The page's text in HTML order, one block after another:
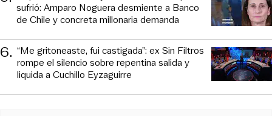
sufrió: Amparo Noguera desmiente a Banco
de Chile y concreta millonaria demanda
6. “Me gritoneaste, fui castigada”: ex Sin Filtros
rompe el silencio sobre repentina salida y
liquida a Cuchillo Eyzaguirre